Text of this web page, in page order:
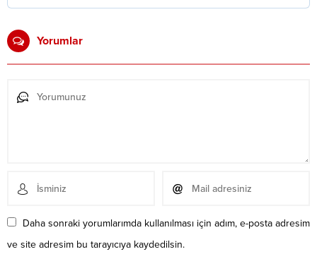
Yorumlar
Daha sonraki yorumlarımda kullanılması için adım, e-posta adresim
ve site adresim bu tarayıcıya kaydedilsin.